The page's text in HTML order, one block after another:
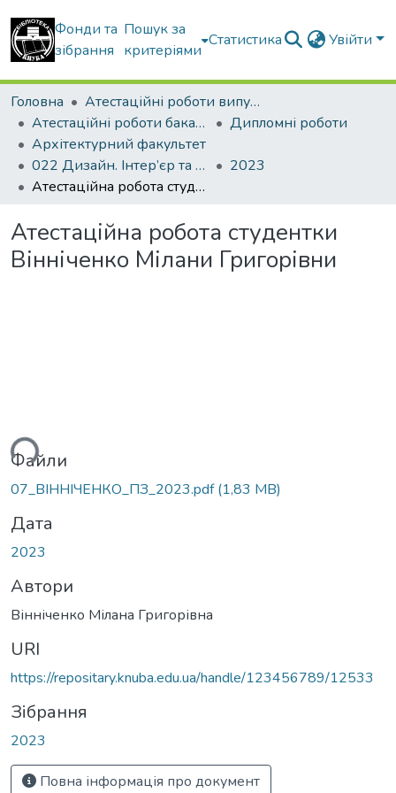
Фонди та
зібрання
Пошук за
критеріями
Статистика Увійти
Головна
Атестаційні роботи випускників
Атестаційні роботи бакалаврів
Дипломні роботи
Архітектурний факультет
022 Дизайн. Інтер’єр та обладнання
2023
Атестаційна робота студентки Вінніченко Мілани Григорівни
Атестаційна робота студентки
Вінніченко Мілани Григорівни
Файли
07_ВІННІЧЕНКО_ПЗ_2023.pdf(1,83 MB)
Дата
2023
Автори
Вінніченко Мілана Григорівна
URI
https://repositary.knuba.edu.ua/handle/123456789/12533
Зібрання
2023
Повна інформація про документ